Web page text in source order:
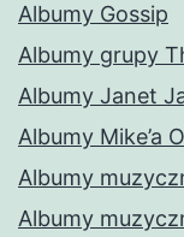
Albumy Gossip
Albumy grupy
Albumy Janet
Albumy Mike’a
Albumy
Albumy